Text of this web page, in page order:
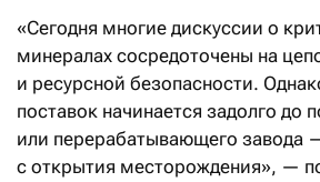
«Сегодня многие дискуссии о
минералах сосредоточены на
и ресурсной безопасности.
поставок начинается задолго до
или перерабатывающего завода
с открытия месторождения», —